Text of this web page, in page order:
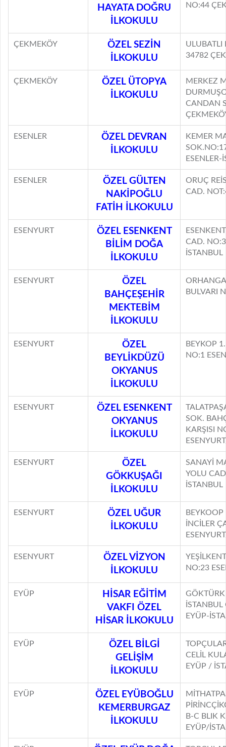
HAYATA DOĞRU
İLKOKULU
NO:44
ÇEKMEKÖY
ÖZEL SEZİN
İLKOKULU
ULUBATLI
34782
ÇEKMEKÖY
ÖZEL ÜTOPYA
İLKOKULU
MERKEZ
CANDAN
ESENLER
ÖZEL DEVRAN
İLKOKULU
KEMER
ESENLER-
ESENLER
ÖZEL GÜLTEN
NAKİPOĞLU
FATİH İLKOKULU
ORUÇ
CAD.
ESENYURT
ÖZEL ESENKENT
BİLİM DOĞA
İLKOKULU
CAD.
İSTANBUL
ESENYURT
ÖZEL
BAHÇEŞEHİR
MEKTEBİM
İLKOKULU
BULVARI
ESENYURT
ÖZEL
BEYLİKDÜZÜ
OKYANUS
İLKOKULU
BEYKOP
NO:1
ESENYURT
ÖZEL ESENKENT
OKYANUS
İLKOKULU
SOK.
KARŞISI
ESENYURT
ÖZEL
GÖKKUŞAĞI
İLKOKULU
SANAYİ
YOLU
İSTANBUL
ESENYURT
ÖZEL UĞUR
İLKOKULU
İNCİLER
ESENYURT
ÖZEL VİZYON
İLKOKULU
NO:23
EYÜP
HİSAR EĞİTİM
VAKFI ÖZEL
HİSAR İLKOKULU
EYÜP-
EYÜP
ÖZEL BİLGİ
GELİŞİM
İLKOKULU
CELİL
EYÜP /
EYÜP
ÖZEL EYÜBOĞLU
KEMERBURGAZ
İLKOKULU
B-C BLIK
EYÜP/